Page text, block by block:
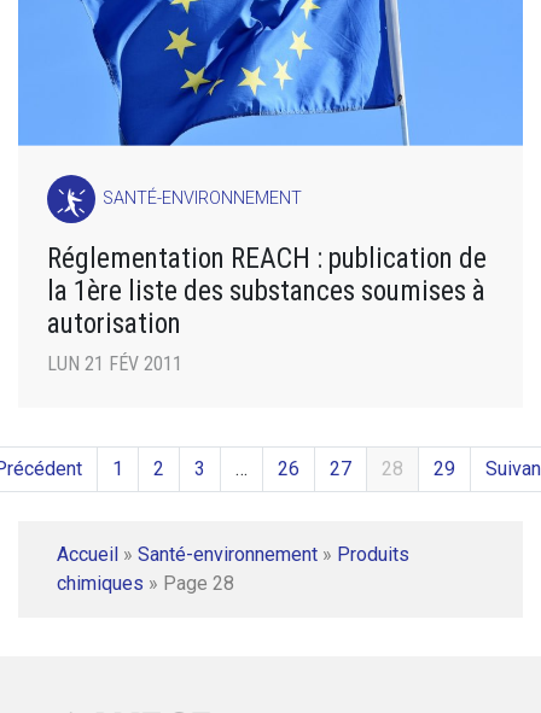
SANTÉ-ENVIRONNEMENT
Réglementation REACH : publication de
la 1ère liste des substances soumises à
autorisation
LUN 21 FÉV 2011
1 2 3 … 26 27 28 29
Accueil » Santé-environnement » Produits
chimiques » Page 28